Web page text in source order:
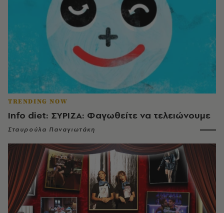
TRENDING NOW
Info diet: ΣΥΡΙΖΑ: Φαγωθείτε να τελειώνουμε
Σταυρούλα Παναγιωτάκη